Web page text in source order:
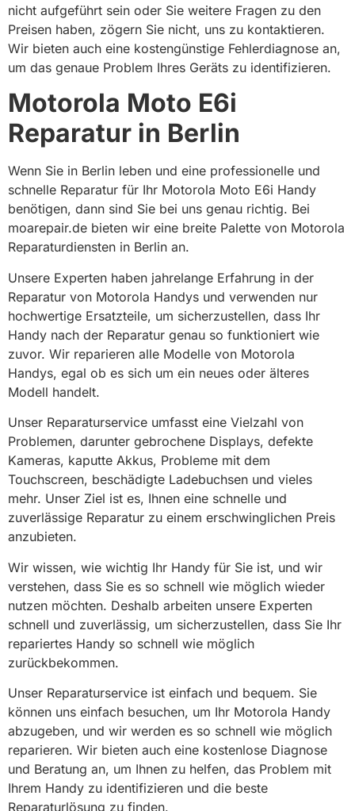
nicht aufgeführt sein oder Sie weitere Fragen zu den
Preisen haben, zögern Sie nicht, uns zu kontaktieren.
Wir bieten auch eine kostengünstige Fehlerdiagnose an,
um das genaue Problem Ihres Geräts zu identifizieren.
Motorola Moto E6i
Reparatur in Berlin
Wenn Sie in Berlin leben und eine professionelle und
schnelle Reparatur für Ihr Motorola Moto E6i Handy
benötigen, dann sind Sie bei uns genau richtig. Bei
moarepair.de bieten wir eine breite Palette von Motorola
Reparaturdiensten in Berlin an.
Unsere Experten haben jahrelange Erfahrung in der
Reparatur von Motorola Handys und verwenden nur
hochwertige Ersatzteile, um sicherzustellen, dass Ihr
Handy nach der Reparatur genau so funktioniert wie
zuvor. Wir reparieren alle Modelle von Motorola
Handys, egal ob es sich um ein neues oder älteres
Modell handelt.
Unser Reparaturservice umfasst eine Vielzahl von
Problemen, darunter gebrochene Displays, defekte
Kameras, kaputte Akkus, Probleme mit dem
Touchscreen, beschädigte Ladebuchsen und vieles
mehr. Unser Ziel ist es, Ihnen eine schnelle und
zuverlässige Reparatur zu einem erschwinglichen Preis
anzubieten.
Wir wissen, wie wichtig Ihr Handy für Sie ist, und wir
verstehen, dass Sie es so schnell wie möglich wieder
nutzen möchten. Deshalb arbeiten unsere Experten
schnell und zuverlässig, um sicherzustellen, dass Sie Ihr
repariertes Handy so schnell wie möglich
zurückbekommen.
Unser Reparaturservice ist einfach und bequem. Sie
können uns einfach besuchen, um Ihr Motorola Handy
abzugeben, und wir werden es so schnell wie möglich
reparieren. Wir bieten auch eine kostenlose Diagnose
und Beratung an, um Ihnen zu helfen, das Problem mit
Ihrem Handy zu identifizieren und die beste
Reparaturlösung zu finden.